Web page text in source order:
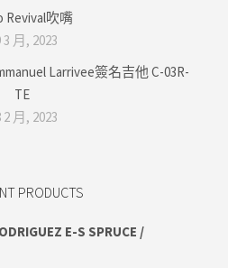
Revival吹嘴
3 月, 2023
Larrivee簽名吉他 C-03R-
TE
2 月, 2023
PRODUCTS
E-S SPRUCE /